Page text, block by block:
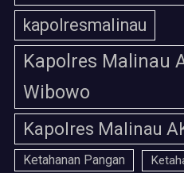
kapolresmalinau
Kapolres Malinau
Wibowo
Kapolres Malinau
Ketahanan Pangan